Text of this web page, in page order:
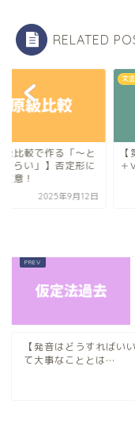
RELATED
級比較で作る「〜と
くらい」】否定形に
意！
2025年9月12日
文法
＋
【発音はどうすればい
て大事なこととは…